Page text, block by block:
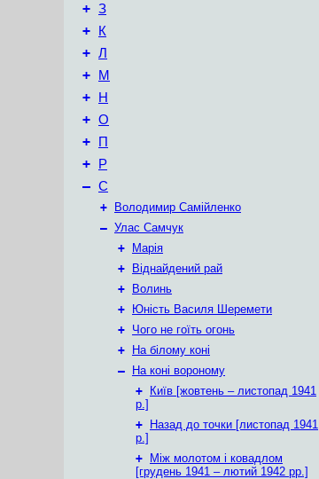
+ З
+ К
+ Л
+ М
+ Н
+ О
+ П
+ Р
– С
+
Володимир Самійленко
– Улас Самчук
+
Марія
+
Віднайдений рай
+
Волинь
+
Юність Василя Шеремети
+ Чого не гоїть огонь
+
На білому коні
–
На коні вороному
+
Київ [жовтень – листопад 1941
р.]
+
Назад до точки [листопад 1941
р.]
+
Між молотом і ковадлом
[грудень 1941 – лютий 1942 рр.]